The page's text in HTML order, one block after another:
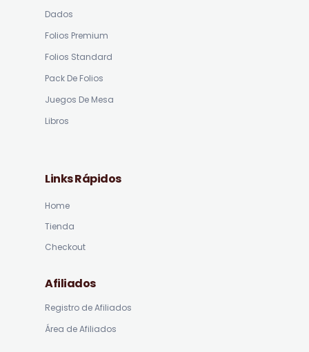
Dados
Folios Premium
Folios Standard
Pack De Folios
Juegos De Mesa
Libros
Links Rápidos
Home
Tienda
Checkout
Afiliados
Registro de Afiliados
Área de Afiliados